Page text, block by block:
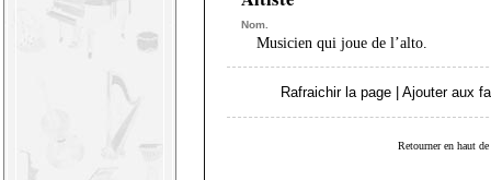
Nom.
Musicien qui joue de l’alto.
Rafraichir la page Ajouter aux
Retourner en haut de